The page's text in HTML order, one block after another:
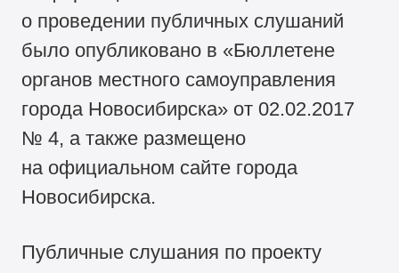
о проведении публичных слушаний
было опубликовано в «Бюллетене
органов местного самоуправления
города Новосибирска» от 02.02.2017
№ 4, а также размещено
на официальном сайте города
Новосибирска.
Публичные слушания по проекту